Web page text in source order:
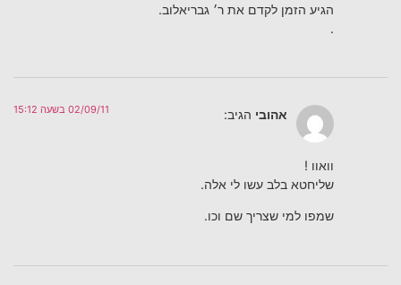
הגיע הזמן לקדם את ר׳ גבריאלוב.
.
אהובי הגיב: 02/09/11 בשעה 15:12
וואוו !
שליחטא בלב עשו לי אלה.
שמפו למי שצריך שם וכו.